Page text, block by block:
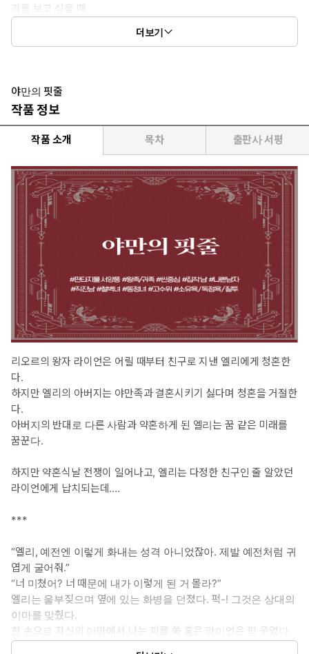
기를 보고 싶을 때
* 공감 글귀 : “안 돼! 앞으로 평생 네가 살 곳은 여긴데 어딜 간다
더보기
야만의 핏줄
작품 정보
작품 소개 목차 출판사 서평
리오르의 왕자 라이언은 어릴 때부터 친구로 지낸 엘리에게 청혼한
다.
하지만 엘리의 아버지는 야만족과 결혼시키기 싫다며 청혼을 거절한
다.
아버지의 반대로 다른 사람과 약혼하게 된 엘리는 꿈 같은 미래를
꿈꾼다.
하지만 약혼식날 전쟁이 일어나고, 엘리는 다정한 친구인 줄 알았던
라이언에게 납치되는데….
***
“엘리, 예전엔 이렇게 화내는 성격 아니었잖아. 제발 예전처럼 귀
엽게 굴어줘.”
“너 미쳤어? 너 때문에 내가 이렇게 된 거 몰라?”
엘리는 울부짖으며 옆에 있는 화병을 던졌다. 퍽-! 그것은 상대의
이마를 맞췄다.
한 손으로 자신의 이마에서 나는 피를 쑥 훑은 라이언은 픽 웃었다.
“아니다. 이런 엘리도 난 좋아.”